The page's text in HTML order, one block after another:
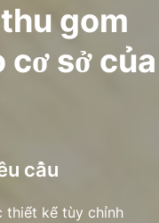
gom
cơ sở của
cầu
thiết kế tùy chỉnh